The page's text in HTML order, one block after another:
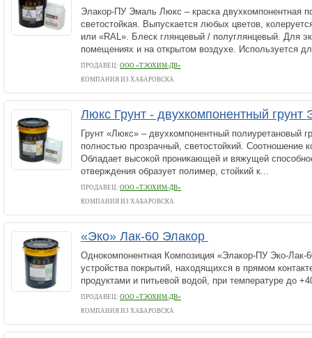
Элакор-ПУ Эмаль Люкс – краска двухкомпонентная
светостойкая. Выпускается любых цветов,
или «RAL». Блеск глянцевый / полуглянцевый. Для
помещениях и на открытом воздухе. Используется
ПРОДАВЕЦ: ООО «ТЭОХИМ-ДВ»
КОМПАНИЯ ИЗ ХАБАРОВСКА
Люкс Грунт - двухкомпонентный грунт
Грунт «Люкс» – двухкомпонентный полиуретановый
полностью прозрачный, светостойкий. Соотношение
Обладает высокой проникающей и вяжущей
отверждения образует полимер, стойкий к...
ПРОДАВЕЦ: ООО «ТЭОХИМ-ДВ»
КОМПАНИЯ ИЗ ХАБАРОВСКА
«Эко» Лак-60 Элакор
Однокомпонентная Композиция «Элакор-ПУ Эко-Лак-
устройства покрытий, находящихся в прямом
продуктами и питьевой водой, при температуре до
ПРОДАВЕЦ: ООО «ТЭОХИМ-ДВ»
КОМПАНИЯ ИЗ ХАБАРОВСКА